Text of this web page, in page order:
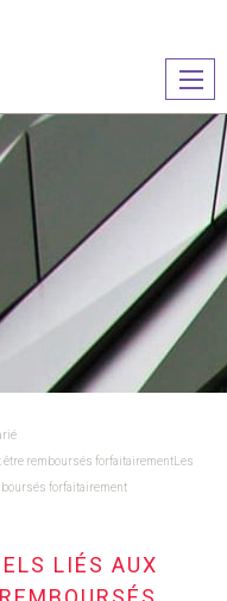
le
être remboursés forfaitairementLes
forfaitairement
LIÉS AUX